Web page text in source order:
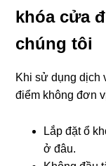
khóa cửa
chúng tôi
Khi sử dụng dịch
điểm không đơn
Lắp đặt ổ
ở đâu.